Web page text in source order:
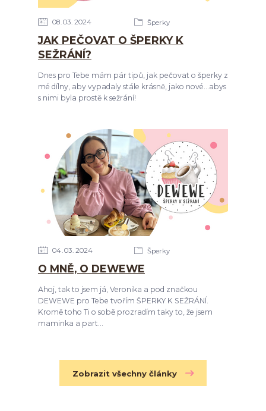
08 03 2024 Šperky
JAK PEČOVAT O ŠPERKY K
SEŽRÁNÍ?
Dnes pro Tebe mám pár tipů, jak pečovat o šperky z
mé dílny, aby vypadaly stále krásně, jako nové...abys
s nimi byla prostě k sežrání!
04 03 2024 Šperky
O MNĚ, O DEWEWE
Ahoj, tak to jsem já, Veronika a pod značkou
DEWEWE pro Tebe tvořím ŠPERKY K SEŽRÁNÍ.
Kromě toho Ti o sobě prozradím taky to, že jsem
maminka a part...
Zobrazit všechny články